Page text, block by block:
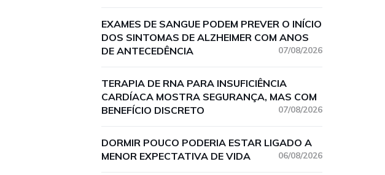
EXAMES DE SANGUE PODEM PREVER O INÍCIO
DOS SINTOMAS DE ALZHEIMER COM ANOS
DE ANTECEDÊNCIA
07/08/2026
TERAPIA DE RNA PARA INSUFICIÊNCIA
CARDÍACA MOSTRA SEGURANÇA, MAS COM
BENEFÍCIO DISCRETO
07/08/2026
DORMIR POUCO PODERIA ESTAR LIGADO A
MENOR EXPECTATIVA DE VIDA
06/08/2026